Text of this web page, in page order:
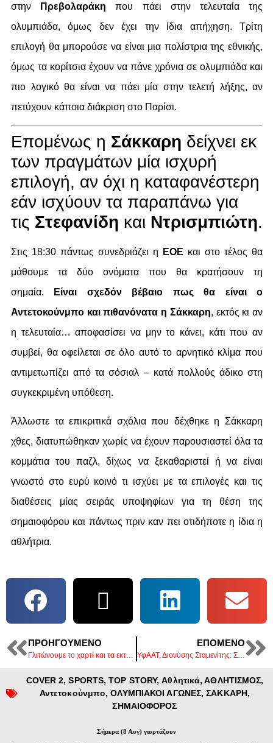
στην
Πρεβολαράκηπου πάει στην τελευταία της
ολυμπιάδα, όμως δεν έχει την ίδια απήχηση. Τρίτη
επιλογή θα μπορούσε να είναι μια πολίστρια της εθνικής,
όμως τα κορίτσια έχουν να πάνε χρόνια σε ολυμπιάδα και
πιο λογικό θα είναι να πάει μία στην τελετή λήξης, αν
πετύχουν κάποια διάκριση στο Παρίσι.
Επομένως η Σάκκαρη δείχνει εκ
των πραγμάτων μία ισχυρή
επιλογή, αν όχι η καταφανέστερη
εάν ισχύουν τα παραπάνω για
τις Στεφανίδη και Ντρισμπιώτη.
Στις 18:30 πάντως συνεδριάζει η ΕΟΕ και στο τέλος θα
μάθουμε τα δύο ονόματα που θα κρατήσουν τη
σημαία.
Είναι σχεδόν βέβαιο πως θα είναι ο
Αντετοκούνμπο και πιθανόνατα η Σάκκαρη, εκτός κι αν
η τελευταία… αποφασίσει να μην το κάνει, κάτι που αν
συμβεί, θα οφείλεται σε όλο αυτό το αρνητικό κλίμα που
αντιμετωπίζει από τα σόσιαλ – κατά πολλούς άδικο στη
συγκεκριμένη υπόθεση.
Άλλωστε τα επικριτικά σχόλια που δέχθηκε η Σάκκαρη
χθες, διατυπώθηκαν χωρίς να έχουν παρουσιαστεί όλα τα
κομμάτια του παζλ, δίχως να ξεκαθαριστεί ή να είναι
γνωστό στο ευρύ κοινό τι ισχύει με τα επιλογές και τις
διαθέσεις μίας σειράς υποψηφίων για τη θέση της
σημαιοφόρου και πάντως πριν καν πει οτιδήποτε η ίδια η
αθλήτρια.
ΠΡΟΗΓΟΎΜΕΝΟ
Γλιτώνουμε το χαρτί και τα εκτυπωτικά, ξέρετε πού έχουν πάει; Λέει η Θ. Τζάκρη για το κλείσιμο της Αυγής
ΕΠΌΜΕΝΟ
ΥφΑΑΤ, Διονύσης Σταμενίτης: Συγκροτείται η Εθνική Επιτροπή AKIS – εκπαίδευση και κατάρτιση των αγροτών
COVER 2,SPORTS,TOP STORY,Αθλητικά,ΑΘΛΗΤΙΣΜΟΣ,
Αντετοκούνμπο,ΟΛΥΜΠΙΑΚΟΙ ΑΓΩΝΕΣ,ΣΑΚΚΑΡΗ,
ΣΗΜΑΙΟΦΟΡΟΣ
Σήμερα (8 Αυγ) γιορτάζουν